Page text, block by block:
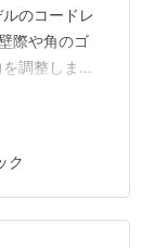
のコードレ
際や角のゴ
調整しま
機能で
す。Shark
追求し、使い
。家をきれ
…
ク